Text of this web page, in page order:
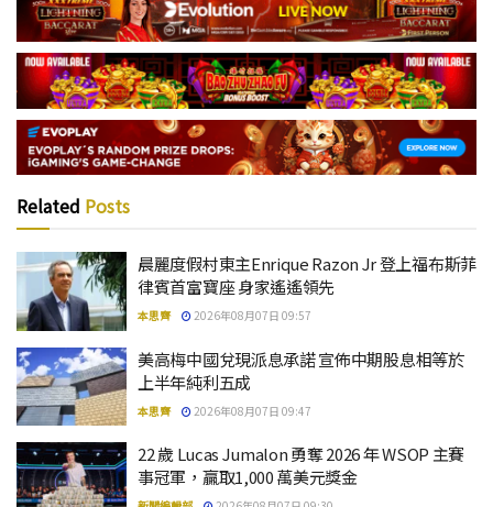
Related Posts
晨麗度假村東主Enrique Razon Jr 登上福布斯菲
律賓首富寶座 身家遙遙領先
本思齊 2026年08月07日 09:57
美高梅中國兌現派息承諾 宣佈中期股息相等於
上半年純利五成
本思齊 2026年08月07日 09:47
22 歲 Lucas Jumalon 勇奪 2026 年 WSOP 主賽
事冠軍，贏取1,000 萬美元獎金